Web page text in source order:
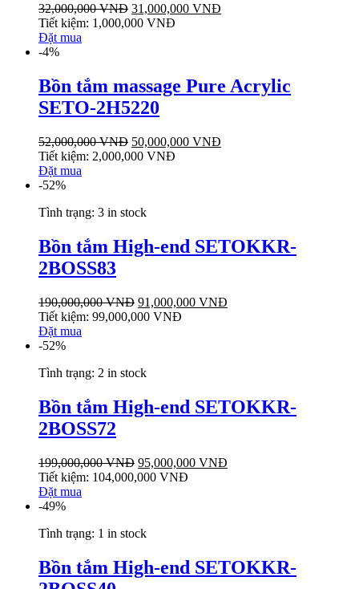
32,000,000VNĐ 31,000,000 VNĐ
Tiết kiệm: 1,000,000 VNĐ
Đặt mua
-4%
Bồn tắm massage Pure Acrylic
SETO-2H5220
52,000,000VNĐ 50,000,000 VNĐ
Tiết kiệm: 2,000,000 VNĐ
Đặt mua
-52%
Tình trạng: 3 in stock
Bồn tắm High-end SETOKKR-
2BOSS83
190,000,000VNĐ 91,000,000 VNĐ
Tiết kiệm: 99,000,000 VNĐ
Đặt mua
-52%
Tình trạng: 2 in stock
Bồn tắm High-end SETOKKR-
2BOSS72
199,000,000VNĐ 95,000,000 VNĐ
Tiết kiệm: 104,000,000 VNĐ
Đặt mua
-49%
Tình trạng: 1 in stock
Bồn tắm High-end SETOKKR-